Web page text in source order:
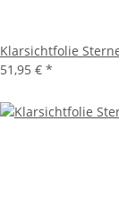
Klarsichtfolie
51,95 € *